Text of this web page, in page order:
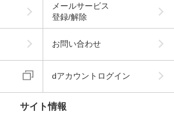
メールサービス
登録/解除
お問い合わせ
dアカウントログイン
サイト情報